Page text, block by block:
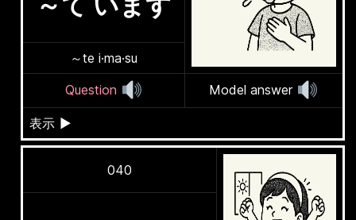
～te i·ma·su
Question
Model answer
表示 ▶
040